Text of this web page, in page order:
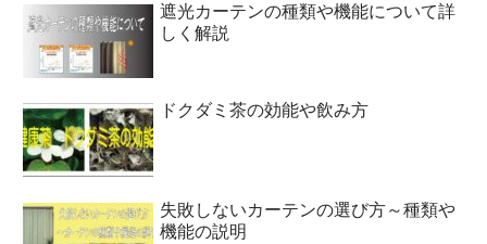
遮光カーテンの種類や機能について詳
しく解説
ドクダミ茶の効能や飲み方
失敗しないカーテンの選び方～種類や
機能の説明